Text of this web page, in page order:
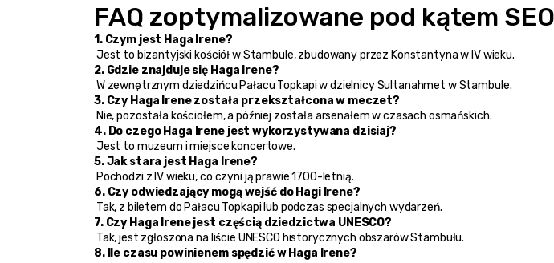
FAQ zoptymalizowane pod kątem
1. Czym jest Haga Irene?
Jest to bizantyjski kościół w Stambule, zbudowany przez Konstantyna w IV wieku.
2. Gdzie znajduje się Haga Irene?
W zewnętrznym dziedzińcu Pałacu Topkapi w dzielnicy Sultanahmet w Stambule.
3. Czy Haga Irene została przekształcona w meczet?
Nie, pozostała kościołem, a później została arsenałem w czasach osmańskich.
4. Do czego Haga Irene jest wykorzystywana dzisiaj?
Jest to muzeum i miejsce koncertowe.
5. Jak stara jest Haga Irene?
Pochodzi z IV wieku, co czyni ją prawie 1700-letnią.
6. Czy odwiedzający mogą wejść do Hagi Irene?
Tak, z biletem do Pałacu Topkapi lub podczas specjalnych wydarzeń.
7. Czy Haga Irene jest częścią dziedzictwa UNESCO?
Tak, jest zgłoszona na liście UNESCO historycznych obszarów Stambułu.
8. Ile czasu powinienem spędzić w Haga Irene?